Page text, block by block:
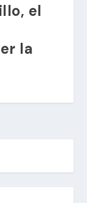
el
la